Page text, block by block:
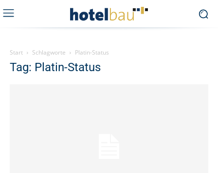
Start Schlagworte Platin-Status
Tag: Platin-Status